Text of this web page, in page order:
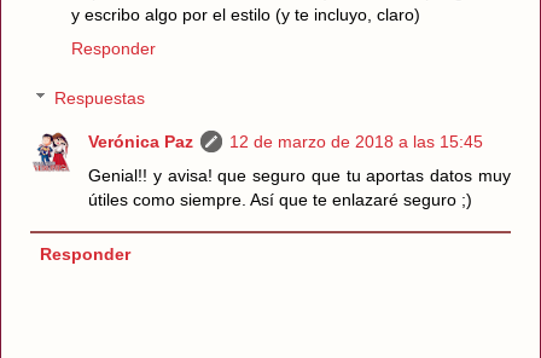
y escribo algo por el estilo (y te incluyo, claro)
Responder
Respuestas
Verónica Paz
12 de marzo de 2018 a las 15:45
Genial!! y avisa! que seguro que tu aportas datos muy
útiles como siempre. Así que te enlazaré seguro ;)
Responder